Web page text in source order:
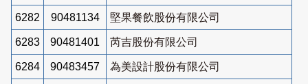
6282 90481134 堅果餐飲股份有限公司
6283 90481401 芮吉股份有限公司
6284 90483457 為美設計股份有限公司